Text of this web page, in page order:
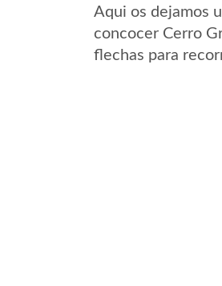
Aqui os dejamos
concocer Cerro
flechas para